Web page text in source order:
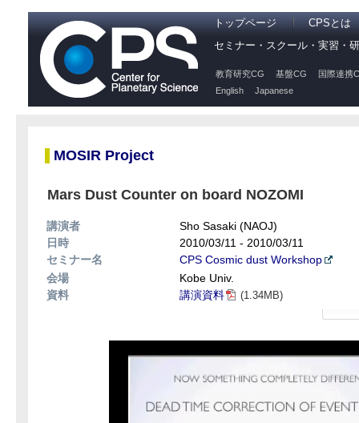
トップページ
CPSとは
セミナー・スクール・実習・
教育研究CG 基盤CG
国際連携
English
Japanese
MOSIR Project
Mars Dust Counter on board NOZOMI
講演者
Sho Sasaki (NAOJ)
日時
2010/03/11 - 2010/03/11
セミナー名
CPS Cosmic dust Workshop
会場
Kobe Univ.
資料
講演資料 (1.34MB)